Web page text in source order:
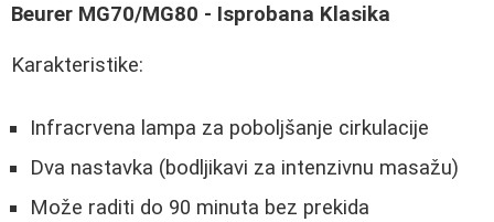
Beurer MG70/MG80 - Isprobana Klasika
Karakteristike:
Infracrvena lampa za poboljšanje cirkulacije
Dva nastavka (bodljikavi za intenzivnu masažu)
Može raditi do 90 minuta bez prekida